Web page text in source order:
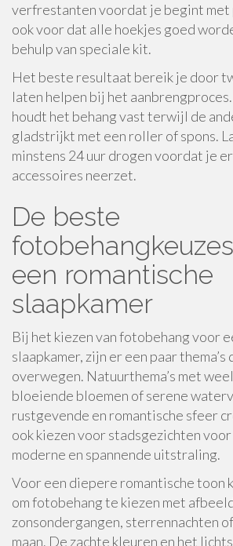
verfrestanten voordat je begint met
ook voor dat alle hoekjes goed
behulp van speciale kit.
Het beste resultaat bereik je door
laten helpen bij het
houdt het behang vast terwijl de
gladstrijkt met een roller of spons.
minstens 24 uur drogen voordat je
accessoires neerzet.
De beste
een romantische
slaapkamer
Bij het kiezen van fotobehang voor
slaapkamer, zijn er een paar thema’s
overwegen. Natuurthema’s met
bloeiende bloemen of serene
rustgevende en romantische sfeer
ook kiezen voor stadsgezichten
moderne en spannende uitstraling.
Voor een diepere romantische toon
om fotobehang te kiezen met
zonsondergangen, sterrennachten
maan. De zachte kleuren en het